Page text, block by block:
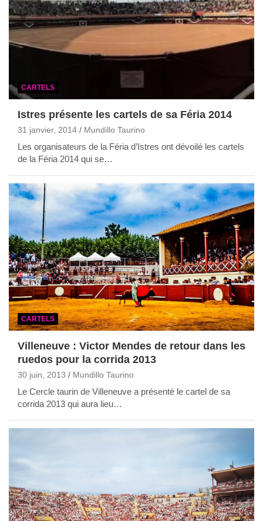
CARTELS
Istres présente les cartels de sa Féria 2014
31 janvier, 2014 Mundillo Taurino
Les organisateurs de la Féria d’Istres ont dévoilé les cartels
de la Féria 2014 qui se…
CARTELS
Villeneuve : Victor Mendes de retour dans les
ruedos pour la corrida 2013
30 juin, 2013 Mundillo Taurino
Le Cercle taurin de Villeneuve a présenté le cartel de sa
corrida 2013 qui aura lieu…